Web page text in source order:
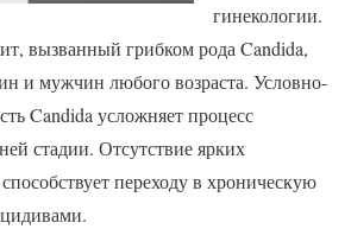
гинекологии.
вызванный грибком рода Candida,
и мужчин любого возраста. Условно-
Candida усложняет процесс
стадии. Отсутствие ярких
переходу в хроническую